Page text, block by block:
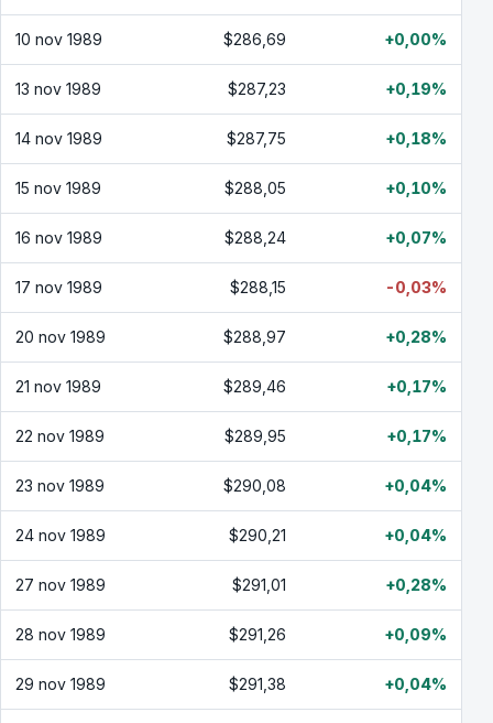
10 nov 1989 $286,69 +0,00%
13 nov 1989 $287,23 +0,19%
14 nov 1989 $287,75 +0,18%
15 nov 1989 $288,05 +0,10%
16 nov 1989 $288,24 +0,07%
17 nov 1989 $288,15 -0,03%
20 nov 1989 $288,97 +0,28%
21 nov 1989 $289,46 +0,17%
22 nov 1989 $289,95 +0,17%
23 nov 1989 $290,08 +0,04%
24 nov 1989 $290,21 +0,04%
27 nov 1989 $291,01 +0,28%
28 nov 1989 $291,26 +0,09%
29 nov 1989 $291,38 +0,04%